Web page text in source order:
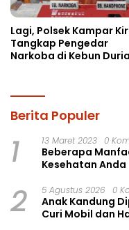
Lagi, Polsek Kampar
Tangkap Pengedar
Narkoba di Kebun
Berita Populer
1 13 Maret 2023 0
Beberapa
Kesehatan Anda
2 5 Agustus 2026 0
Anak Kandung
Curi Mobil dan